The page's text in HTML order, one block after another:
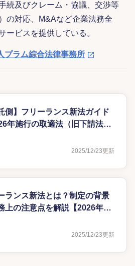
続及びクレーム・協議、交渉等
の対応、M&Aなど企業法務全
ービスを提供している。
プラム綜合法律事務所
側】フリーランス新法ガイド
年施行の取適法（旧下請法）
2025/12/23更新
ランス新法とは？制定の背景
上の注意点を解説【2026年対
2025/12/23更新